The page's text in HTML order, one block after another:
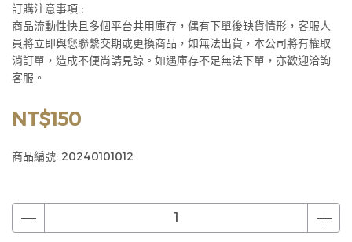
訂購注意事項 :
商品流動性快且多個平台共用庫存，偶有下單後缺貨情形，客服人
員將立即與您聯繫交期或更換商品，如無法出貨，本公司將有權取
消訂單，造成不便尚請見諒。如遇庫存不足無法下單，亦歡迎洽詢
客服。
NT$150
商品編號: 20240101012